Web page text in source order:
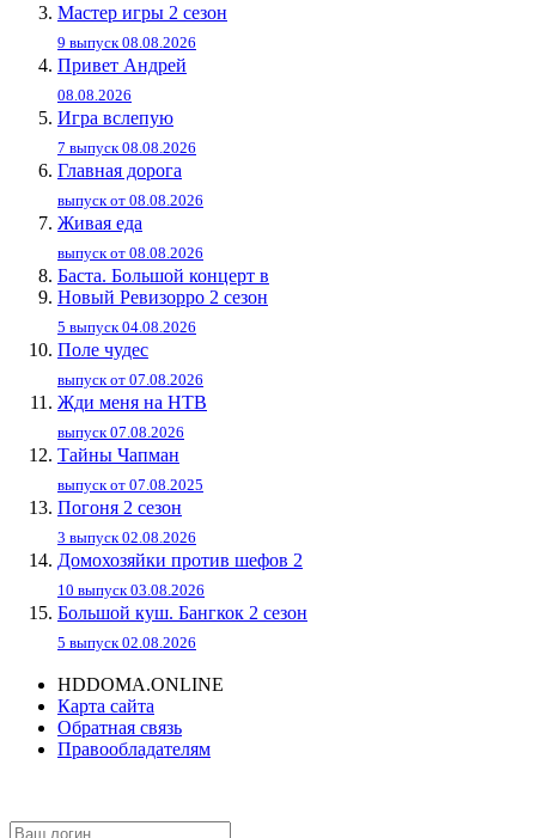
Мастер игры 2 сезон
9 выпуск 08.08.2026
Привет Андpей
08.08.2026
Игра вслепую
7 выпуск 08.08.2026
Главная дорога
выпуск от 08.08.2026
Живaя eдa
выпуск от 08.08.2026
Баста. Большой концерт в
Новый Ревизорро 2 сезон
5 выпуск 04.08.2026
Поле чудес
выпуск от 07.08.2026
Жди меня на НТВ
выпуск 07.08.2026
Тайны Чапман
выпуск от 07.08.2025
Погоня 2 сезон
3 выпуск 02.08.2026
Домохозяйки против шефов 2
10 выпуск 03.08.2026
Большой куш. Бангкок 2 сезон
5 выпуск 02.08.2026
HDDOMA.ONLINE
Карта сайта
Обратная связь
Правообладателям